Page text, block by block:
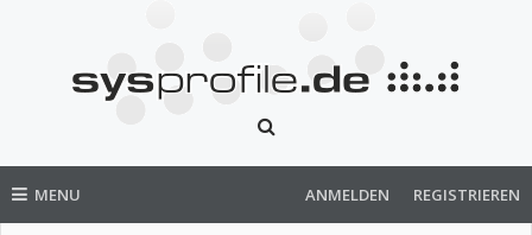
MENU ANMELDEN REGISTRIEREN